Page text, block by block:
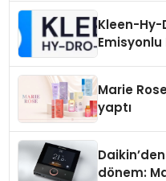
Kleen-Hy-
Emisyonlu
Marie
yaptı
dönem: